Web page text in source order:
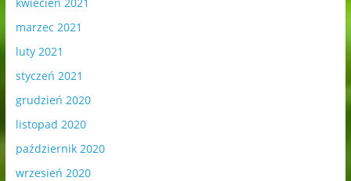
marzec 2021
luty 2021
styczeń 2021
grudzień 2020
listopad 2020
październik 2020
wrzesień 2020